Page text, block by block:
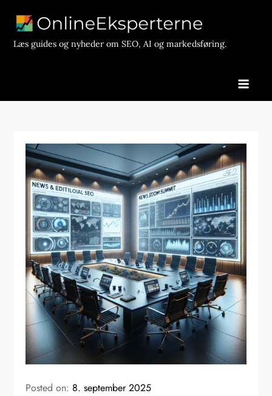
contentLæs guides og nyheder om SEO, AI og markedsføring.
Posted on: 8. september 2025